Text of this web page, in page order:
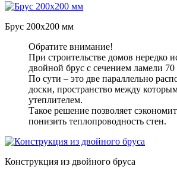
Брус 200х200 мм
Обратите внимание!
При строительстве домов нередко
двойной брус с сечением ламели
По сути – это две параллельно
доски, пространство между
утеплителем.
Такое решение позволяет
понизить теплопроводность стен.
Конструкция из двойного бруса